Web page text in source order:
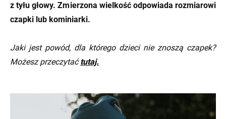
z tyłu głowy. Zmierzona wielkość odpowiada rozmiarowi
czapki lub kominiarki.
Jaki jest powód, dla którego dzieci nie znoszą czapek?
Możesz przeczytaćtutaj.